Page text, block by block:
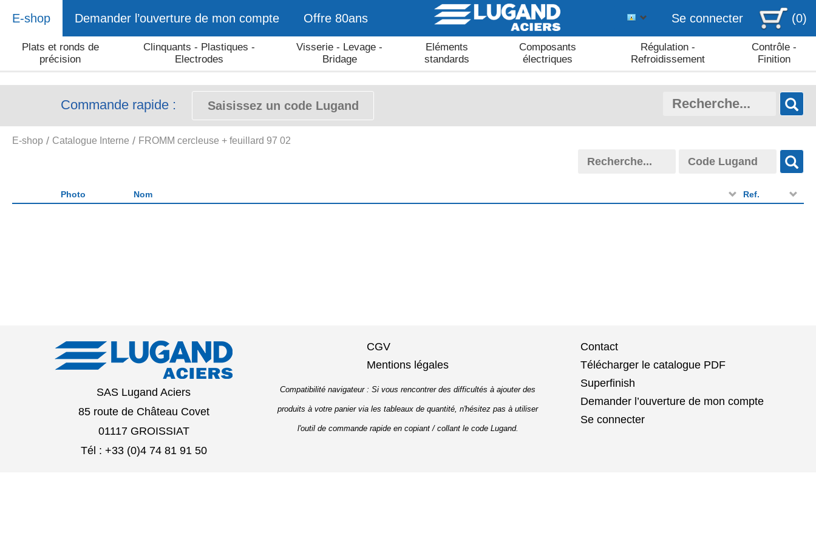
E-shop Demander l’ouverture de mon compte Offre 80ans Se connecter (0)
Plats et ronds de
précision
Clinquants - Plastiques -
Electrodes
Visserie - Levage -
Bridage
Eléments
standards
Composants
électriques
Régulation -
Refroidissement
Contrôle -
Finition
Commande rapide :
E-shop Catalogue Interne FROMM cercleuse + feuillard 97 02
Photo Nom Ref.
SAS Lugand Aciers
85 route de Château Covet
01117 GROISSIAT
Tél : +33 (0)4 74 81 91 50
CGV
Mentions légales
Compatibilité navigateur : Si vous rencontrer des difficultés à ajouter des
produits à votre panier via les tableaux de quantité, n'hésitez pas à utiliser
l'outil de commande rapide en copiant / collant le code Lugand.
Contact
Télécharger le catalogue PDF
Superfinish
Demander l’ouverture de mon compte
Se connecter